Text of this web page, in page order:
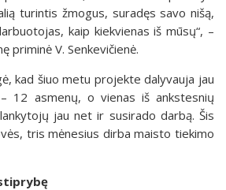
turintis žmogus, suradęs savo nišą,
kaip kiekvienas iš mūsų“, –
priminė V. Senkevičienė.
kad šiuo metu projekte dalyvauja jau
– 12 asmenų, o vienas iš ankstesnių
lankytojų jau net ir susirado darbą. Šis
tris mėnesius dirba maisto tiekimo